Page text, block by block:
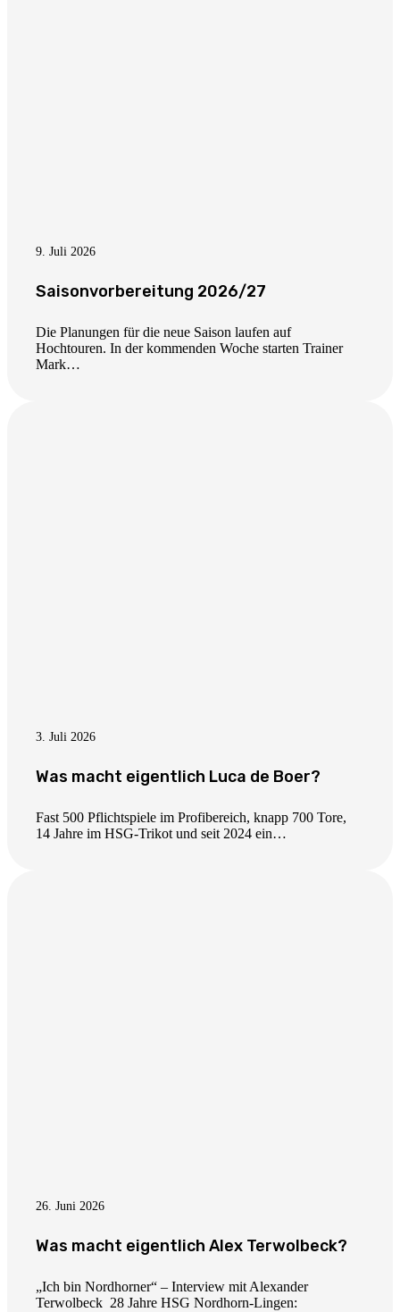
9. Juli 2026
Saisonvorbereitung 2026/27
Die Planungen für die neue Saison laufen auf
Hochtouren. In der kommenden Woche starten Trainer
Mark…
3. Juli 2026
Was macht eigentlich Luca de Boer?
Fast 500 Pflichtspiele im Profibereich, knapp 700 Tore,
14 Jahre im HSG-Trikot und seit 2024 ein…
26. Juni 2026
Was macht eigentlich Alex Terwolbeck?
„Ich bin Nordhorner“ – Interview mit Alexander
Terwolbeck 28 Jahre HSG Nordhorn-Lingen: